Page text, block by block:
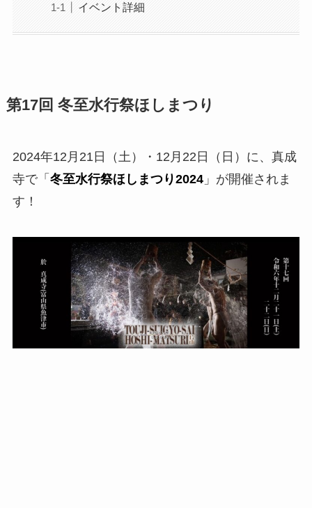
イベント詳細
第17回 冬至水行祭ほしまつり
2024年12月21日（土）・12月22日（日）に、真成
寺で「 冬至水行祭ほしまつり2024」が開催されま
す！